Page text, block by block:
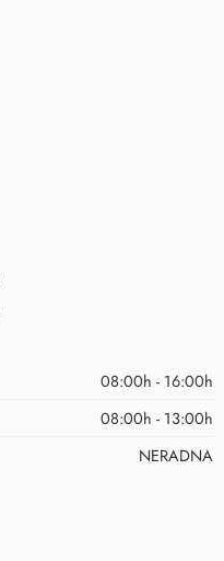
08:00h - 16:00h
08:00h - 13:00h
NERADNA